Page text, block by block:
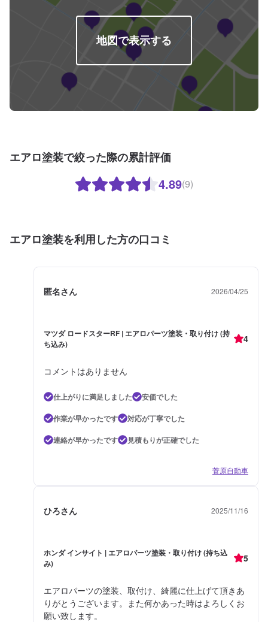
地図で表示する
エアロ塗装で絞った際の累計評価
4.89(9)
エアロ塗装を利用した方の口コミ
匿名さん 2026/04/25
マツダ ロードスターRF | エアロパーツ塗装・取り付け (持
ち込み)
4
コメントはありません
仕上がりに満足しました
安価でした
作業が早かったです
対応が丁寧でした
連絡が早かったです
見積もりが正確でした
菅原自動車
ひろさん 2025/11/16
ホンダ インサイト | エアロパーツ塗装・取り付け (持ち込
み)
5
エアロパーツの塗装、取付け、綺麗に仕上げて頂きあ
りがとうございます。また何かあった時はよろしくお
願い致します。